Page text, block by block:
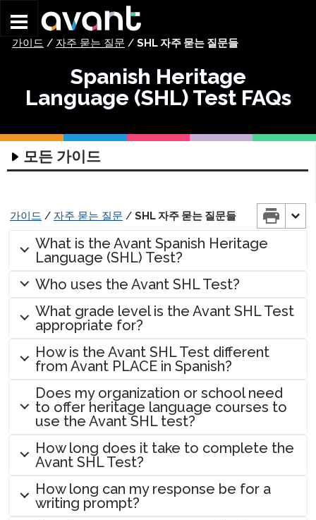
가이드 / 자주 묻는 질문 / SHL 자주 묻는 질문들
Spanish Heritage
Language (SHL) Test FAQs
모든 가이드
평가 기술 가이드
글쓰기 입력 가이드
Mac 컴퓨터 – 가상 키보드 사용법
코디네이터 가이드
STAMP 시작하기
STAMP WS 시작하기
SuperLanguage 시작하기
아랍어 능력 시험 (APT) 시작하기
STAMP 그룹 로스터링 가이드
프로필 가이드
STAMPe 프로필 가이드
SuperLanguage 시험 응시자 프로필 가이드
STAMP 감독 가이드
STAMPe 감독 가이드
APT 감독 가이드
SuperLanguage 감독 가이드
보고서 작성 가이드
STAMP WS 보고서 가이드
STAMPe 보고서 작성 가이드
PLACE 보고서 작성 가이드
SuperLanguage 보고서 작성 가이드
SHL 보고서 작성 가이드
자기 평가 가이드
STAMP WS 자가 평가 가이드
PLACE 자기 평가 가이드
SuperLanguage 자가 평가 가이드
수기 작성 섹션 가이드
STAMP 수기 작성 섹션 가이드
STAMPe 수기 작성 섹션 가이드
SuperLanguage 수기 작성 섹션 가이드
APT 수기 작성 섹션
스케일드 점수 가이드
STAMP 스케일드 점수 가이드
STAMP CEFR 스케일 점수 가이드를 위해
STAMP 4S 시험 응시자 가이드
STAMP WS 시험 응시자 가이드
STAMP CEFR 시험 응시자 가이드
STAMP 프로 시험 응시자 가이드
STAMP ASL 시험 응시자 가이드
STAMP 히브리어 시험 응시자 가이드
STAMP 라틴어 시험 응시자 가이드
SuperLanguage 시험 응시자 가이드
아랍어 능력 시험 (APT) 응시자 가이드
부모 가이드
STAMP 4S 부모 가이드
STAMPe 부모 가이드
STAMP ASL 부모 가이드용
STAMP 히브리어 부모 가이드
STAMP 라틴어 부모 가이드
STAMP CEFR 부모 가이드를 위한
벤치마크 & 루브릭 가이드
STAMP,
STAMP for ASL,
& 슈퍼언어
PLACE
SHL
APT
STAMP CEFR을 위한
제안된 배치 레벨
PLACE로 위치 결정하기
SHL 제안 배치 레벨
파워 업 가이드
교사 파워 업 가이드
테스트 응시자 파워 업 가이드
AvantProctor
코디네이터 가이드
코디네이터 기술 가이드
시험 응시자 가이드
시험 응시자 기술 가이드
ADVANCE
Avant ADVANCE 사용자 인터페이스: 기대할 점
은 무엇인가요
ADVANCE 자주 묻는 질문들
자주 묻는 질문
STAMP 자주 묻는 질문
STAMP WS 자주 묻는 질문
STAMPe 자주 묻는 질문
PLACE 자주 묻는 질문
SHL 자주 묻는 질문들
가이드 / 자주 묻는 질문 / SHL 자주 묻는 질문들
What is the Avant Spanish Heritage
Language (SHL) Test?
Who uses the Avant SHL Test?
What grade level is the Avant SHL Test
appropriate for?
How is the Avant SHL Test different
from Avant PLACE in Spanish?
Does my organization or school need
to offer heritage language courses to
use the Avant SHL test?
How long does it take to complete the
Avant SHL Test?
How long can my response be for a
writing prompt?